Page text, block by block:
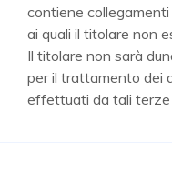
contiene
ai quali il titolare non
Il titolare non sarà
per il trattamento dei
effettuati da tali terze